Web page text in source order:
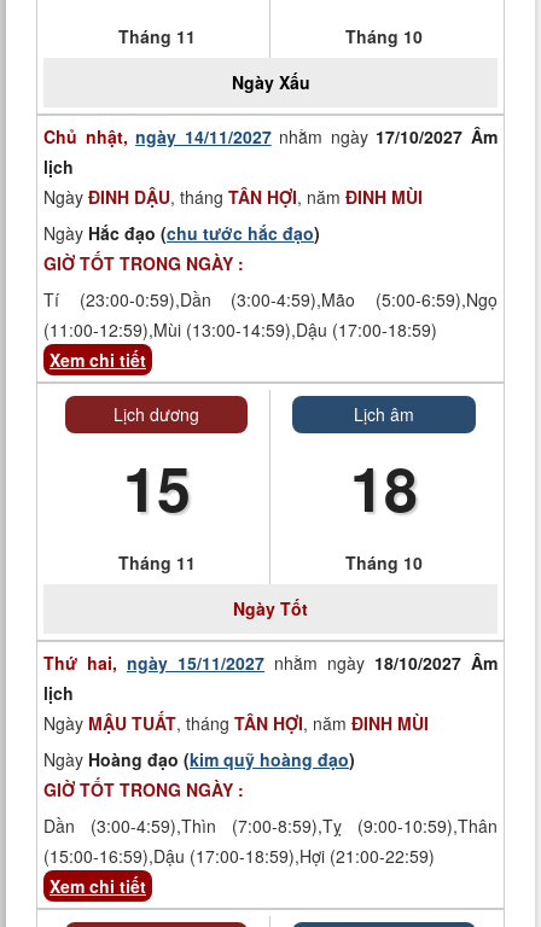
Tháng 11
Tháng 10
Ngày Xấu
Chủ nhật,ngày 14/11/2027nhằm ngày 17/10/2027 Âm
lịch
Ngày ĐINH DẬU, tháng TÂN HỢI, năm ĐINH MÙI
Ngày Hắc đạo (chu tước hắc đạo)
GIỜ TỐT TRONG NGÀY :
Tí (23:00-0:59),Dần (3:00-4:59),Mão (5:00-6:59),Ngọ
(11:00-12:59),Mùi (13:00-14:59),Dậu (17:00-18:59)
Xem chi tiết
Lịch dương
15
Tháng 11
Lịch âm
18
Tháng 10
Ngày Tốt
Thứ hai, ngày 15/11/2027 nhằm ngày 18/10/2027 Âm
lịch
Ngày MẬU TUẤT, tháng TÂN HỢI, năm ĐINH MÙI
Ngày Hoàng đạo (kim quỹ hoàng đạo)
GIỜ TỐT TRONG NGÀY :
Dần (3:00-4:59),Thìn (7:00-8:59),Tỵ (9:00-10:59),Thân
(15:00-16:59),Dậu (17:00-18:59),Hợi (21:00-22:59)
Xem chi tiết